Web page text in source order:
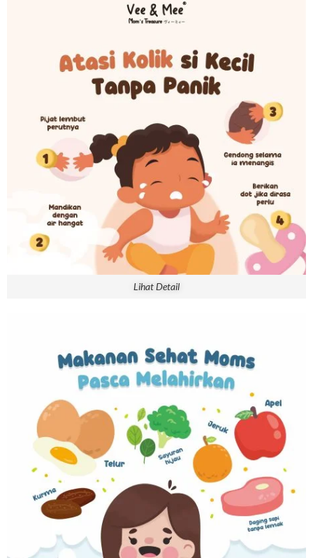
Lihat Detail